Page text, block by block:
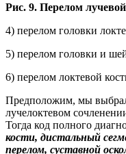
Рис. 9. Перелом
4) перелом головки
5) перелом головки и
6) перелом локтевой
Предположим, мы
лучелоктевом
Тогда код полного
кости, дистальный
перелом, суставной